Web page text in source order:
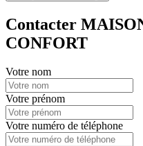
Contacter
CONFORT
Votre nom
Votre prénom
Votre numéro de téléphone